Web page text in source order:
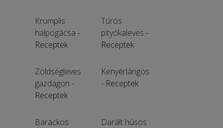
Krumplis
halpogácsa -
Receptek
Túrós
pityókaleves -
Receptek
Zöldségleves
gazdagon -
Receptek
Kenyérlángos
- Receptek
Barackos
Darált húsos